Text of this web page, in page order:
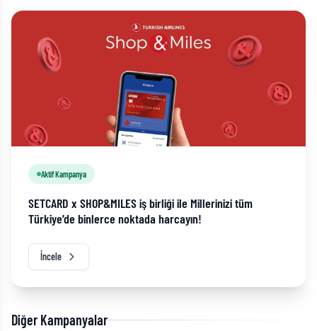
Aktif Kampanya
SETCARD x SHOP&MILES iş birliği ile Millerinizi tüm
Türkiye’de binlerce noktada harcayın!
İncele
Diğer Kampanyalar